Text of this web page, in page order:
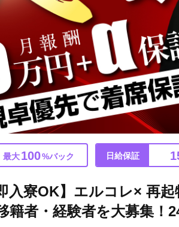
最大100%バック 日給保証
入寮OK】エルコレ× 再
籍者・経験者を大募集！